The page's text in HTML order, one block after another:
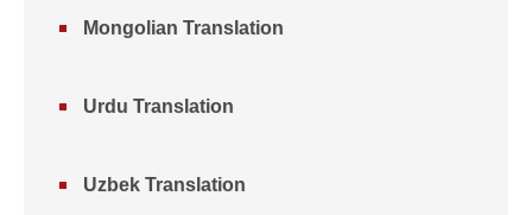
Mongolian Translation
Urdu Translation
Uzbek Translation